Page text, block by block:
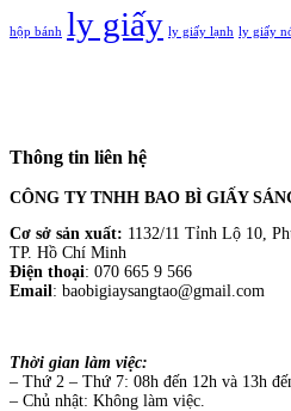
hộp bánh ly giấy ly giấy lạnh ly giấy
Thông tin liên hệ
CÔNG TY TNHH BAO BÌ GIẤY
Cơ sở sản xuất: 1132/11 Tỉnh Lộ 10,
TP. Hồ Chí Minh
Điện thoại: 070 665 9 566
Email: baobigiaysangtao@gmail.com
Thời gian làm việc:
– Thứ 2 – Thứ 7: 08h đến 12h và 13h
– Chủ nhật: Không làm việc.